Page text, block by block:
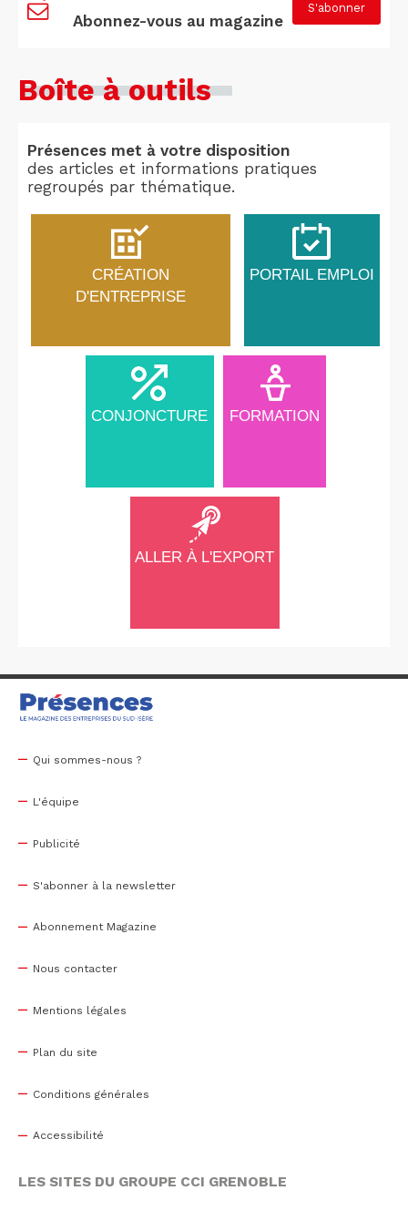
Abonnez-vous au magazine
S'abonner
Boîte à outils
Présences met à votre disposition
des articles et informations pratiques
regroupés par thématique.
CRÉATION
D'ENTREPRISE
PORTAIL EMPLOI
CONJONCTURE FORMATION
ALLER À L'EXPORT
Qui sommes-nous ?
L'équipe
Publicité
S'abonner à la newsletter
Abonnement Magazine
Nous contacter
Mentions légales
Plan du site
Conditions générales
Accessibilité
LES SITES DU GROUPE CCI GRENOBLE